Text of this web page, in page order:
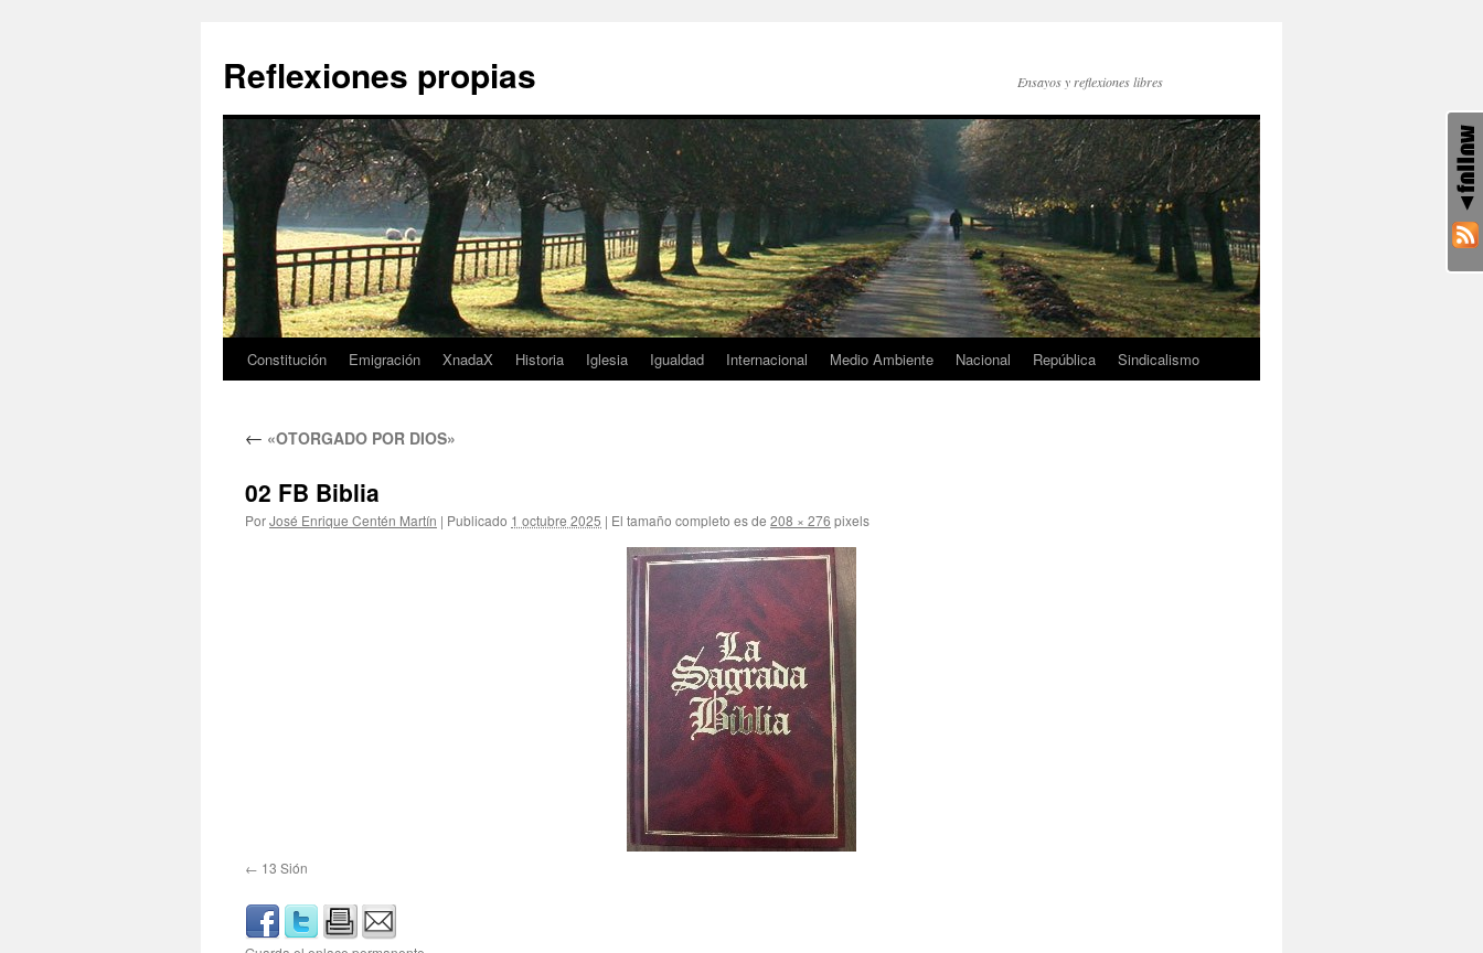
contenido
Reflexiones propias Ensayos y reflexiones libres
Constitución Emigración XnadaX Historia Iglesia Igualdad Internacional Medio Ambiente Nacional República Sindicalismo
← «OTORGADO POR DIOS»
02 FB Biblia
PorJosé Enrique Centén Martín | Publicado 1 octubre 2025 | El tamaño completo es de 208 × 276 pixels
13 Sión